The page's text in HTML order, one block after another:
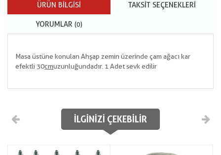
ÜRÜN BILGISI TAKSIT SEÇENEKLERI
YORUMLAR (0)
Masa üstüne konulan Ahşap zemin üzerinde çam ağacı kar
efektli 30cmuzunluğundadır. 1 Adet sevk edilir
İLGINIZI ÇEKEBILIR